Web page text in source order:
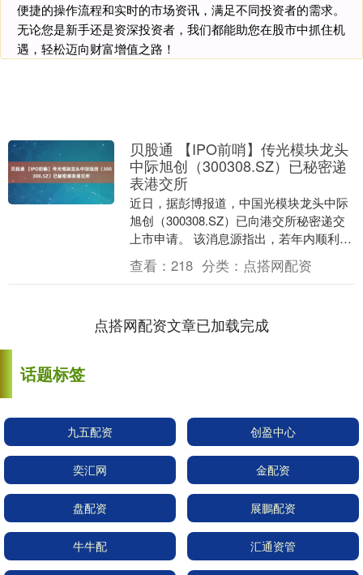
便捷的操作流程和实时的市场资讯，满足不同投资者的需求。
无论您是新手还是资深投资者，我们都能助您在股市中抓住机
遇，轻松迈向财富增值之路！
贝股通 【IPO前哨】传光模块龙头
中际旭创（300308.SZ）已秘密递
表港交所
近日，据彭博报道，中国光模块龙头中际
旭创（300308.SZ）已向港交所秘密递交
上市申请。 该消息源指出，若年内顺利推
进，中际旭创有望成为今年香港市场规模
最大的....
查看： 218 分类： 点搭网配资
点搭网配资文章已加载完成
话题标签
九五配资 创盈中心
奕汇网 金配资
盘配资 展鵬配资
牛牛配 汇通资管